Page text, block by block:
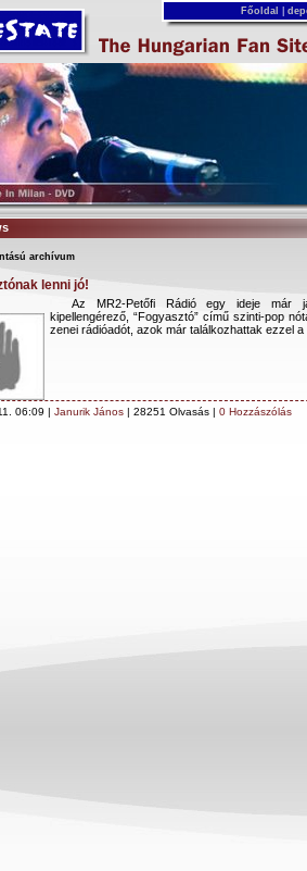
Főoldal
archívum
lenni jó!
Az MR2-Petőfi Rádió egy ideje már
kipellengérező, “Fogyasztó” című szinti-pop
zenei rádióadót, azok már találkozhattak ezzel a
06:09 | Janurik János | 28251 Olvasás | 0 Hozzászólás